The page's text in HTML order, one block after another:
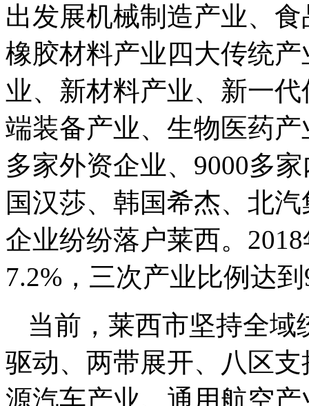
出发展机械制造产业、
橡胶材料产业四大传统
业、新材料产业、新一
端装备产业、生物医药
多家外资企业、9000多
国汉莎、韩国希杰、北
企业纷纷落户莱西。
7.2%，三次产业比例达
当前，莱西市坚持全域
驱动、两带展开、八区
源汽车产业、通用航空